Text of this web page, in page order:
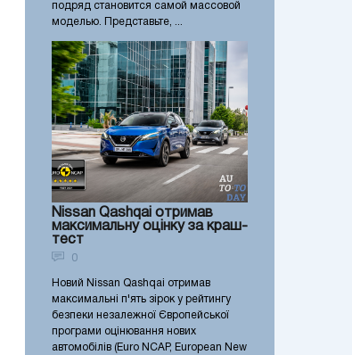
подряд становится самой массовой
моделью. Представьте, ...
Nissan Qashqai отримав
максимальну оцінку за краш-
тест
0
Новий Nissan Qashqai отримав
максимальні п'ять зірок у рейтингу
безпеки незалежної Європейської
програми оцінювання нових
автомобілів (Euro NCAP, European New